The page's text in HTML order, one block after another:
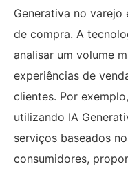
Generativa no varejo
de compra. A
analisar um volume
experiências de
clientes. Por
utilizando IA
serviços baseados
consumidores,